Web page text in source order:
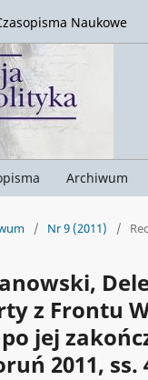
Archiwum
Naukowe
/ Nr 9 (2011) /
z Frontu
jej
2011, ss.